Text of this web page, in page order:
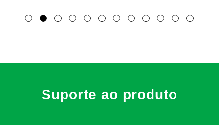
Suporte ao produto